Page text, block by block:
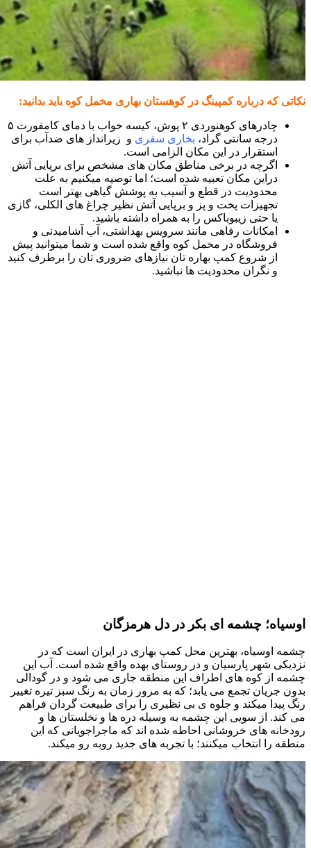
نکاتی که درباره کمپینگ در کوهستان بهاری مخمل کوه باید بدانید:
چادرهای کوهنوردی ۲ پوش، کیسه خواب با دمای کامفورت ۵
درجه سانتی گراد، بخاری سفری و زیرانداز های ضدآب برای
استقرار در این مکان الزامی است.
اگرچه در برخی مناطق مکان های مشخص برای برپایی آتش
دراین مکان تعبیه شده است؛ اما توصیه میکنیم به علت
محدودیت در قطع و آسیب به پوشش گیاهی بهتر است
تجهیزات پخت و پز و برپایی آتش نظیر چراغ های الکلی، گازی
یا حتی زیبوباکس را به همراه داشته باشید.
امکانات رفاهی مانند سرویس بهداشتی، آب آشامیدنی و
فروشگاه در مخمل کوه واقع شده است و شما میتوانید پیش
از شروع کمپ بهاره تان نیازهای ضروری تان را برطرف کنید
و نگران محدودیت ها نباشید.
اوسیاه؛ چشمه ای بکر در دل هرمزگان
چشمه اوسیاه، بهترین محل کمپ بهاری در ایران است که در
نزدیکی شهر پارسیان و در روستای بهده واقع شده است. آب این
چشمه از کوه های اطراف این منطقه جاری می شود و در گودالی
بدون جریان تجمع می یابد؛ که به مرور زمان به رنگ سبز تیره تغییر
رنگ پیدا میکند و جلوه ی بی نظیری را برای طبیعت گردان فراهم
می کند. از سویی این چشمه به وسیله دره ها و نخلستان ها و
رودخانه های خروشانی احاطه شده اند که ماجراجویانی که این
منطقه را انتخاب میکنند؛ با تجربه های جدید روبه رو میکند.